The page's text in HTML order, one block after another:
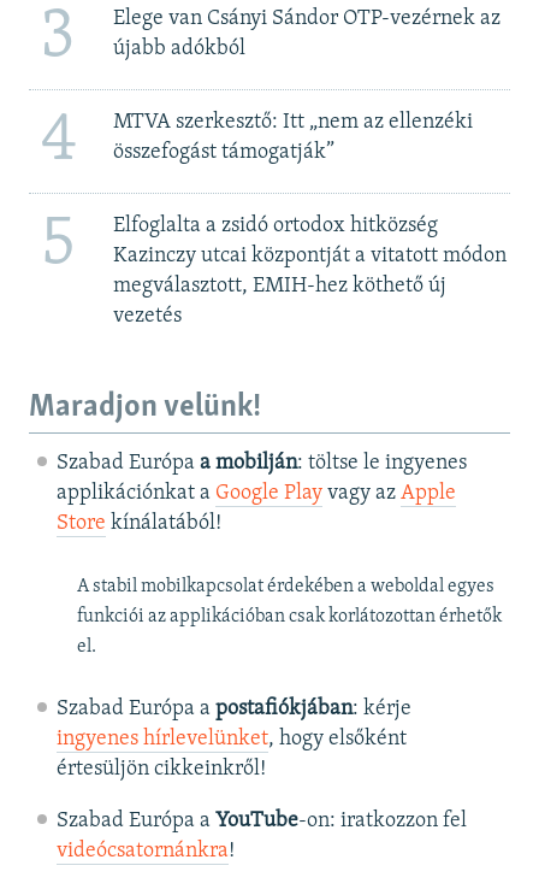
3
Elege van Csányi Sándor OTP-vezérnek az
újabb adókból
4
MTVA szerkesztő: Itt „nem az ellenzéki
összefogást támogatják”
5
Elfoglalta a zsidó ortodox hitközség
Kazinczy utcai központját a vitatott módon
megválasztott, EMIH-hez köthető új
vezetés
Maradjon velünk!
Szabad Európa a mobilján: töltse le ingyenes
applikációnkat a Google Playvagy az Apple
Store kínálatából!
A stabil mobilkapcsolat érdekében a weboldal egyes
funkciói az applikációban csak korlátozottan érhetők
el.
Szabad Európa a postafiókjában: kérje
ingyenes hírlevelünket, hogy elsőként
értesüljön cikkeinkről!
Szabad Európa a YouTube-on: iratkozzon fel
videócsatornánkra!